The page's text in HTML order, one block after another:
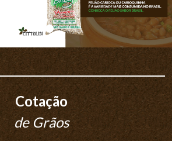
Cotação
de Grãos